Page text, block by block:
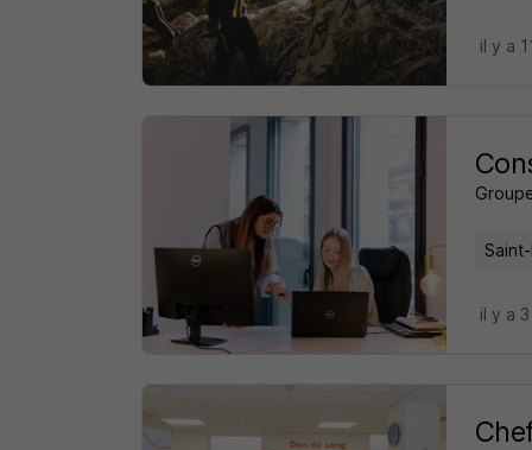
il y a
il y a